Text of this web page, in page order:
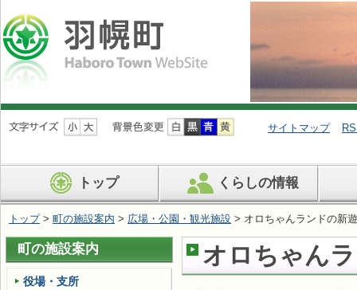
ナ
ビ
ン
を
ば
す
サイトマップ
トップ くらしの情報
トップ> 町の施設案内 > 広場・公園・観光施設 > オロちゃんランドの新
オロちゃん
町の施設案内
役場・支所